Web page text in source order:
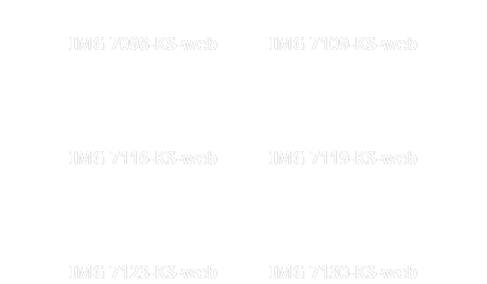
IMG 7098-KS-web IMG 7109-KS-web
IMG 7116-KS-web IMG 7119-KS-web
IMG 7123-KS-web IMG 7130-KS-web